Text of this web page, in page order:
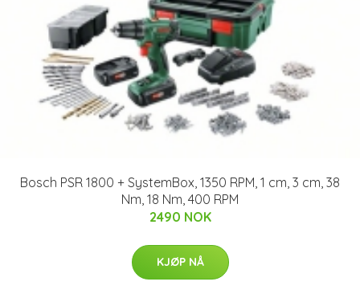
Bosch PSR 1800 + SystemBox, 1350 RPM, 1 cm, 3 cm, 38
Nm, 18 Nm, 400 RPM
2490 NOK
KJØP NÅ